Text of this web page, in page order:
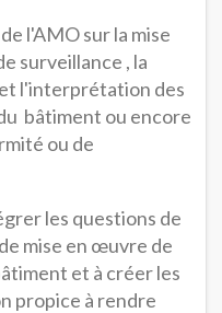
l'AMO sur la mise
surveillance , la
l'interprétation des
bâtiment ou encore
ou de
les questions de
mise en œuvre de
et à créer les
propice à rendre